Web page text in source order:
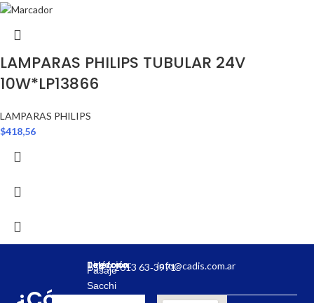
LAMPARAS PHILIPS TUBULAR 24V
10W*LP13866
LAMPARAS PHILIPS
$418,56
Dirección:
Pasaje
Sacchi
Teléfono:
‪+54 9 2613 63‑3971‬info@cadis.com.ar